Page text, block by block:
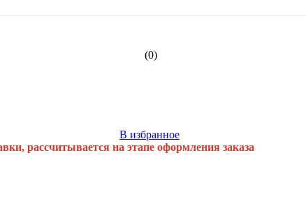
(0)
В избранное
рассчитывается на этапе оформления заказа